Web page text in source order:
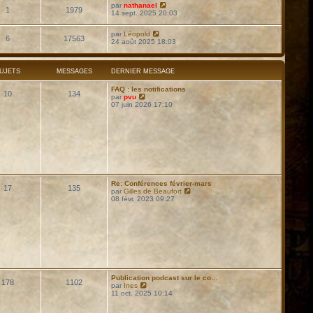
1 1979
par nathanael
14 sept. 2025 20:03
6 17563
par Léopold
24 août 2025 18:03
MESSAGES DERNIER MESSAGE
10 134
FAQ : les notifications
par pvu
o
e
d
e
r
n
g
e
07 juin 2026 17:10
17 135
Re: Conférences février-mars
par Gilles de Beaufort
e
d
e
n
08 févr. 2023 09:27
178 1102
Publication podcast sur le co…
par Ines
o
11 oct. 2025 10:14